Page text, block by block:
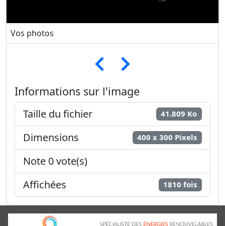
Vos photos
Informations sur l'image
Taille du fichier 41.809 Ko
Dimensions 400 x 300 Pixels
Note 0 vote(s)
Affichées
1810 fois